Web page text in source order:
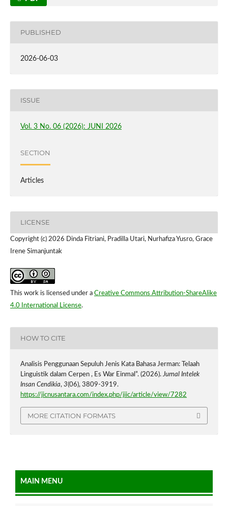
PUBLISHED
2026-06-03
ISSUE
Vol. 3 No. 06 (2026): JUNI 2026
SECTION
Articles
LICENSE
Copyright (c) 2026 Dinda Fitriani, Pradilla Utari, Nurhafiza Yusro, Grace
Irene Simanjuntak
This work is licensed under a Creative Commons Attribution-ShareAlike
4.0 International License.
HOW TO CITE
Analisis Penggunaan Sepuluh Jenis Kata Bahasa Jerman: Telaah
Linguistik dalam Cerpen , Es War Einmal”. (2026).Jurnal Intelek
Insan Cendikia, 3(06), 3809-3919.
https://jicnusantara.com/index.php/jiic/article/view/7282
MORE CITATION FORMATS
MAIN MENU